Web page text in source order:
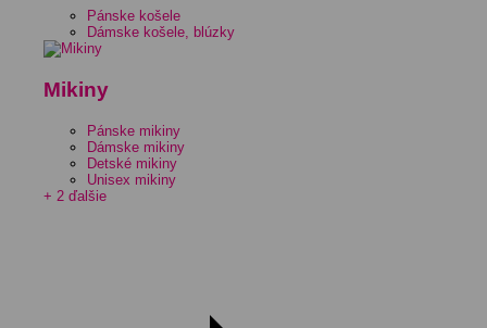
Pánske košele
Dámske košele, blúzky
Mikiny
Pánske mikiny
Dámske mikiny
Detské mikiny
Unisex mikiny
+ 2 ďalšie